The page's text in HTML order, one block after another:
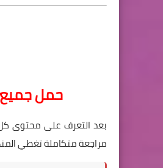
حمل جميع
بعد التعرف على محتوى
مراجعة متكاملة تغطي